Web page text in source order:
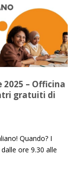
– Officina
gratuiti di
Quando? I
ore 9.30 alle